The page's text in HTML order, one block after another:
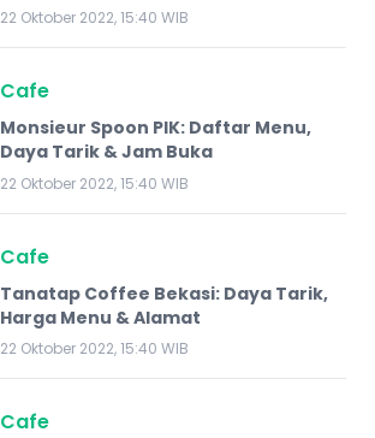
22 Oktober 2022, 15:40 WIB
Cafe
Monsieur Spoon PIK: Daftar Menu,
Daya Tarik & Jam Buka
22 Oktober 2022, 15:40 WIB
Cafe
Tanatap Coffee Bekasi: Daya Tarik,
Harga Menu & Alamat
22 Oktober 2022, 15:40 WIB
Cafe